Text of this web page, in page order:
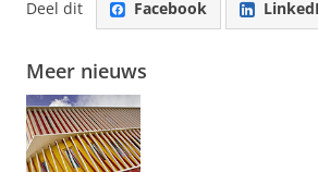
Deel dit Facebook
Meer nieuws